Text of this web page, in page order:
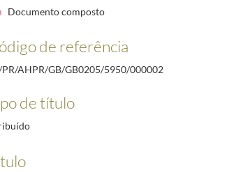
Yuthok, em 4 de julho de 2001, relativo à preparação da sua visita a
da casa Civil, Morais Cabral, enviando em anexo a biografia
na composição da futura Comissão de Liberdade Religiosa
atividades
da República, Jorge Sampaio, enviando cópia de carta
Nacional da Fundação Aga Khan, Nazim Ahmad, ao
Nacional da Fundação Aga Khan, Nazim Ahmad, ao
da República, enviando comunicados de imprensa, e discursos da
Documento composto
de referência
PR/AHPR/GB/GB0205/5950/000002
de título